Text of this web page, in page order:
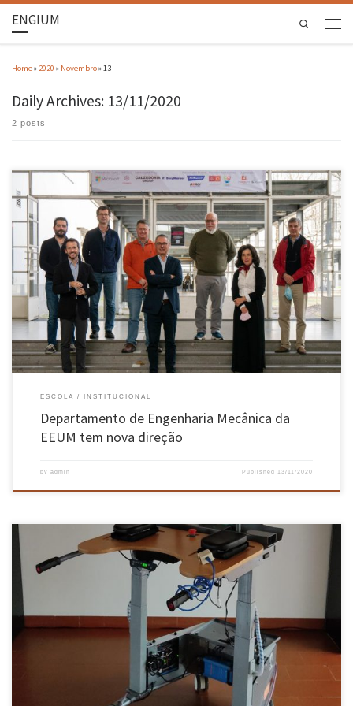
ENGIUM Search
Home» 2020 » Novembro» 13
Daily Archives: 13/11/2020
2 posts
Decorreu, no passado dia 13 de novembro, na sala de reuniões da Presidência da EEUM, a
tomada de posse da nova direção do Departamento de Engenharia Mecânica para o biénio
2020/2022. Raúl Fangueiro é o novo diretor de departamento, tendo Cândida Vilarinho como
diretora-adjunta. No seu discurso, Raúl Fangueiro referiu […]
ESCOLA INSTITUCIONAL
Departamento de Engenharia Mecânica da
EEUM tem nova direção
by admin Published 13/11/2020
Equipamento foi apresentado no dia 13 novembro e promete ser uma solução para casos
difíceis, até aqui encaminhados para cadeira de rodas. A Escola de Engenharia da
Universidade do Minho (EEUM) apresentou online, no passado dia 13 de novembro um
andarilho inteligente, para melhorar a locomoção dos doentes e a […]